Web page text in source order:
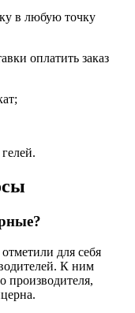
в любую точку
оплатить заказ
для себя
К ним
производителя,